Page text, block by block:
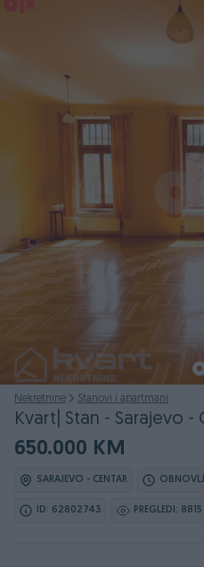
Nekretnine Stanovi i apartmani
Kvart| Stan - Sarajevo -
650.000 KM
SARAJEVO - CENTAR
ID: 62802743 PREGLEDI: 8815